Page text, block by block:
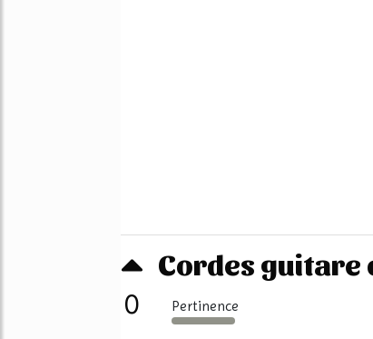
0
Cordes guitare
Pertinence
2626%